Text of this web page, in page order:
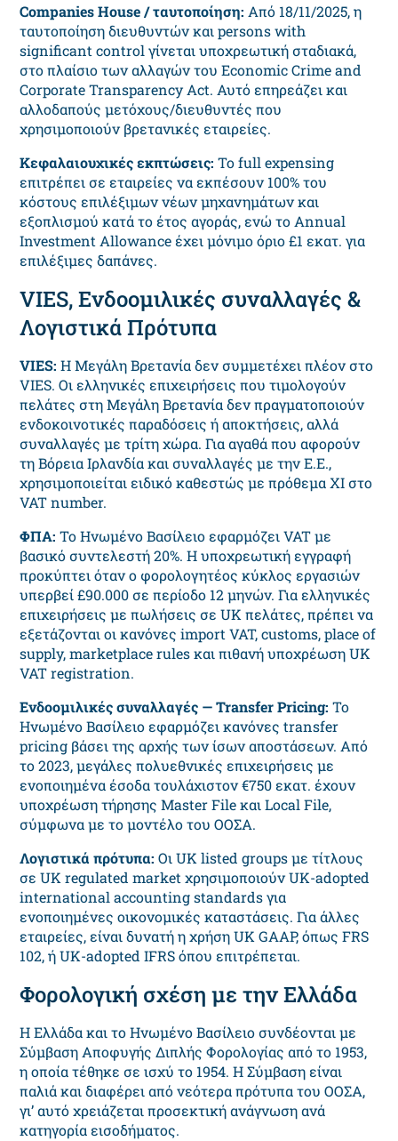
Companies House / ταυτοποίηση: Από 18/11/2025, η
ταυτοποίηση διευθυντών και persons with
significant control γίνεται υποχρεωτική σταδιακά,
στο πλαίσιο των αλλαγών του Economic Crime and
Corporate Transparency Act. Αυτό επηρεάζει και
αλλοδαπούς μετόχους/διευθυντές που
χρησιμοποιούν βρετανικές εταιρείες.
Κεφαλαιουχικές εκπτώσεις: Το full expensing
επιτρέπει σε εταιρείες να εκπέσουν 100% του
κόστους επιλέξιμων νέων μηχανημάτων και
εξοπλισμού κατά το έτος αγοράς, ενώ το Annual
Investment Allowance έχει μόνιμο όριο £1 εκατ. για
επιλέξιμες δαπάνες.
VIES, Ενδοομιλικές συναλλαγές &
Λογιστικά Πρότυπα
VIES: Η Μεγάλη Βρετανία δεν συμμετέχει πλέον στο
VIES. Οι ελληνικές επιχειρήσεις που τιμολογούν
πελάτες στη Μεγάλη Βρετανία δεν πραγματοποιούν
ενδοκοινοτικές παραδόσεις ή αποκτήσεις, αλλά
συναλλαγές με τρίτη χώρα. Για αγαθά που αφορούν
τη Βόρεια Ιρλανδία και συναλλαγές με την Ε.Ε.,
χρησιμοποιείται ειδικό καθεστώς με πρόθεμα XI στο
VAT number.
ΦΠΑ: Το Ηνωμένο Βασίλειο εφαρμόζει VAT με
βασικό συντελεστή 20%. Η υποχρεωτική εγγραφή
προκύπτει όταν ο φορολογητέος κύκλος εργασιών
υπερβεί £90.000 σε περίοδο 12 μηνών. Για ελληνικές
επιχειρήσεις με πωλήσεις σε UK πελάτες, πρέπει να
εξετάζονται οι κανόνες import VAT, customs, place of
supply, marketplace rules και πιθανή υποχρέωση UK
VAT registration.
Ενδοομιλικές συναλλαγές — Transfer Pricing: Το
Ηνωμένο Βασίλειο εφαρμόζει κανόνες transfer
pricing βάσει της αρχής των ίσων αποστάσεων. Από
το 2023, μεγάλες πολυεθνικές επιχειρήσεις με
ενοποιημένα έσοδα τουλάχιστον €750 εκατ. έχουν
υποχρέωση τήρησης Master File και Local File,
σύμφωνα με το μοντέλο του ΟΟΣΑ.
Λογιστικά πρότυπα: Οι UK listed groups με τίτλους
σε UK regulated market χρησιμοποιούν UK-adopted
international accounting standards για
ενοποιημένες οικονομικές καταστάσεις. Για άλλες
εταιρείες, είναι δυνατή η χρήση UK GAAP, όπως FRS
102, ή UK-adopted IFRS όπου επιτρέπεται.
Φορολογική σχέση με την Ελλάδα
Η Ελλάδα και το Ηνωμένο Βασίλειο συνδέονται με
Σύμβαση Αποφυγής Διπλής Φορολογίας από το 1953,
η οποία τέθηκε σε ισχύ το 1954. Η Σύμβαση είναι
παλιά και διαφέρει από νεότερα πρότυπα του ΟΟΣΑ,
γι’ αυτό χρειάζεται προσεκτική ανάγνωση ανά
κατηγορία εισοδήματος.